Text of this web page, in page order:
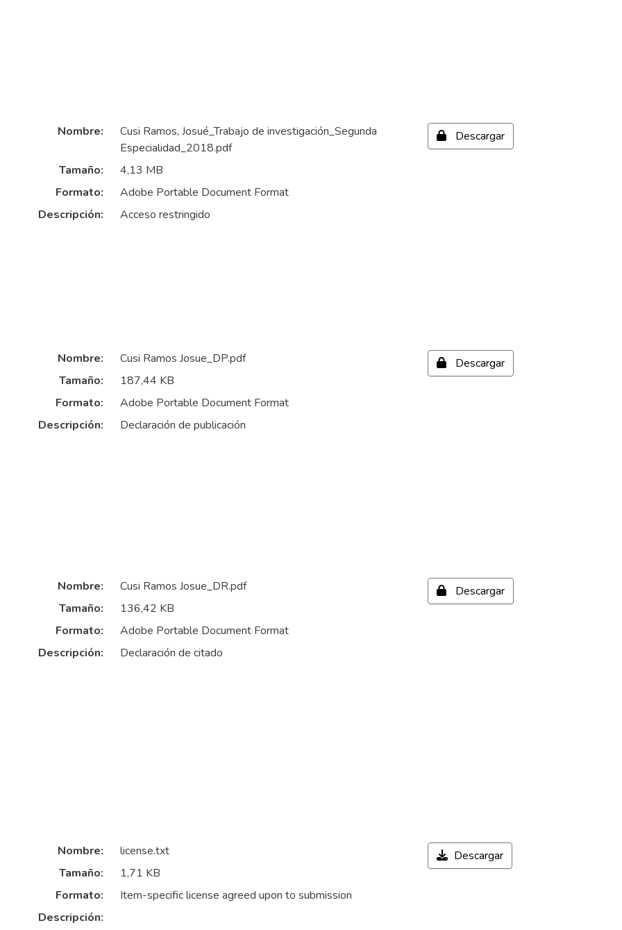
Nombre:
Cusi Ramos, Josué_Trabajo de investigación_Segunda
Especialidad_2018.pdf
Tamaño:
4,13 MB
Formato:
Adobe Portable Document Format
Descripción:
Acceso restringido
Descargar
Nombre:
Cusi Ramos Josue_DP.pdf
Tamaño:
187,44 KB
Formato:
Adobe Portable Document Format
Descripción:
Declaración de publicación
Descargar
Nombre:
Cusi Ramos Josue_DR.pdf
Tamaño:
136,42 KB
Formato:
Adobe Portable Document Format
Descripción:
Declaración de citado
Descargar
Nombre:
license.txt
Tamaño:
1,71 KB
Formato:
Item-specific license agreed upon to submission
Descripción:
Descargar